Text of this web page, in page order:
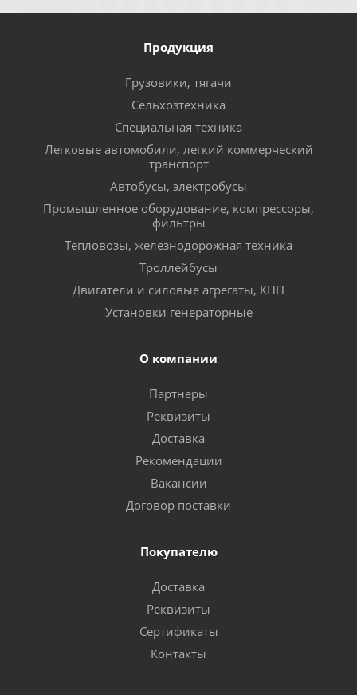
Продукция
Грузовики, тягачи
Сельхозтехника
Специальная техника
Легковые автомобили, легкий коммерческий
транспорт
Автобусы, электробусы
Промышленное оборудование, компрессоры,
фильтры
Тепловозы, железнодорожная техника
Троллейбусы
Двигатели и силовые агрегаты, КПП
Установки генераторные
О компании
Партнеры
Реквизиты
Доставка
Рекомендации
Вакансии
Договор поставки
Покупателю
Доставка
Реквизиты
Сертификаты
Контакты